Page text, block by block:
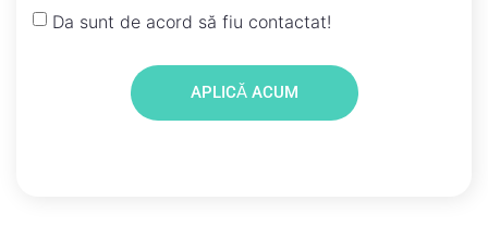
Da sunt de acord să fiu contactat!
APLICĂ ACUM